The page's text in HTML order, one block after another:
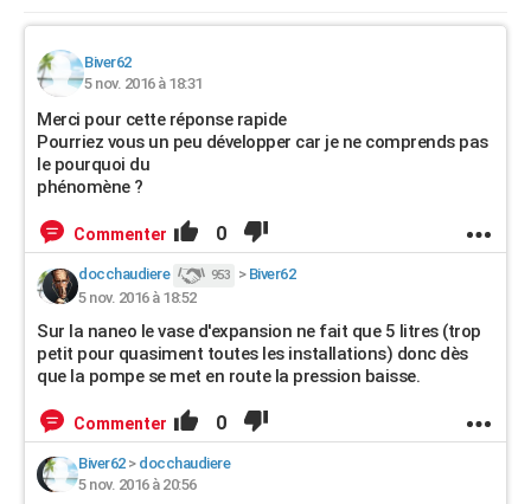
FORUM
Bricolage
Lifestyle
Culture
Auto
Television
Voyage
Cinema
Biver62
5 nov. 2016 à 18:31
Merci pour cette réponse rapide
Pourriez vous un peu développer car je ne comprends pas
le pourquoi du
phénomène ?
Commenter 0
docchaudiere 953 > Biver62
5 nov. 2016 à 18:52
Sur la naneo le vase d'expansion ne fait que 5 litres (trop
petit pour quasiment toutes les installations) donc dès
que la pompe se met en route la pression baisse.
Commenter 0
Biver62> docchaudiere
5 nov. 2016 à 20:56